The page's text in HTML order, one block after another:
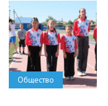
Общество